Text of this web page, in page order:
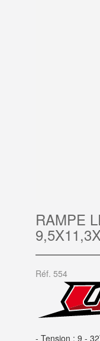
RAMPE
Réf. 554
- Tension : 9 -